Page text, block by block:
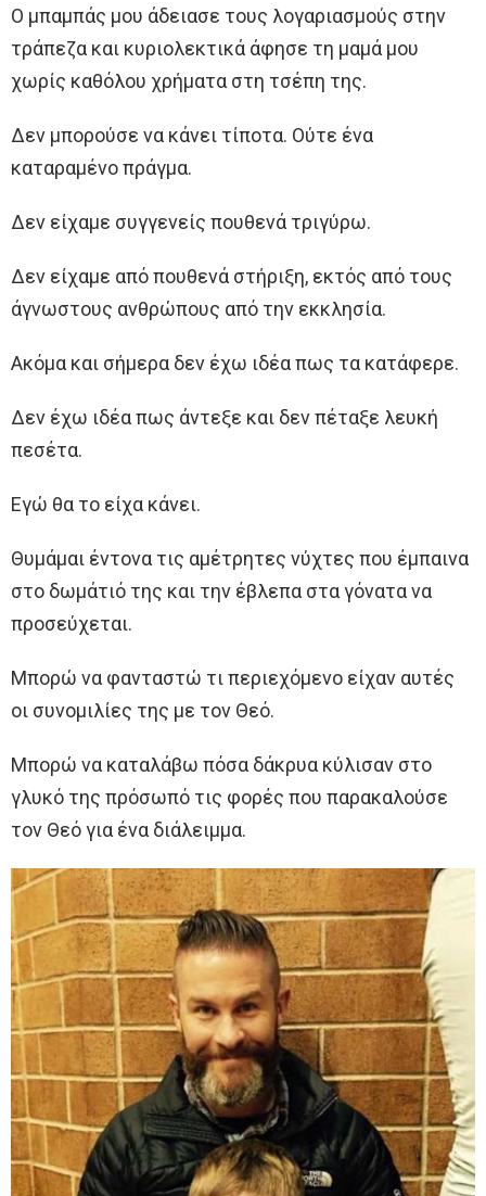
Ο μπαμπάς μου άδειασε τους λογαριασμούς στην
τράπεζα και κυριολεκτικά άφησε τη μαμά μου
χωρίς καθόλου χρήματα στη τσέπη της.
Δεν μπορούσε να κάνει τίποτα. Ούτε ένα
καταραμένο πράγμα.
Δεν είχαμε συγγενείς πουθενά τριγύρω.
Δεν είχαμε από πουθενά στήριξη, εκτός από τους
άγνωστους ανθρώπους από την εκκλησία.
Ακόμα και σήμερα δεν έχω ιδέα πως τα κατάφερε.
Δεν έχω ιδέα πως άντεξε και δεν πέταξε λευκή
πεσέτα.
Εγώ θα το είχα κάνει.
Θυμάμαι έντονα τις αμέτρητες νύχτες που έμπαινα
στο δωμάτιό της και την έβλεπα στα γόνατα να
προσεύχεται.
Μπορώ να φανταστώ τι περιεχόμενο είχαν αυτές
οι συνομιλίες της με τον Θεό.
Μπορώ να καταλάβω πόσα δάκρυα κύλισαν στο
γλυκό της πρόσωπό τις φορές που παρακαλούσε
τον Θεό για ένα διάλειμμα.